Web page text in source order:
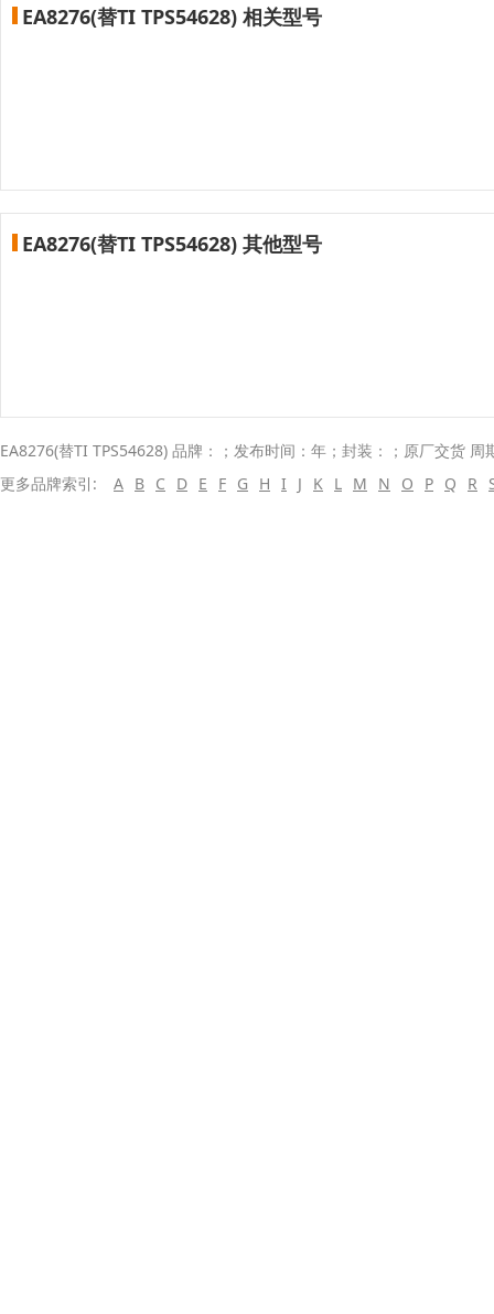
EA8276(替TI TPS54628) 相关型号
EA8276(替TI TPS54628) 其他型号
EA8276(替TI TPS54628) 品牌：；发布时间：年；封装：；原厂交货
更多品牌索引:
A B C D E F G H I J K L M N O P Q R